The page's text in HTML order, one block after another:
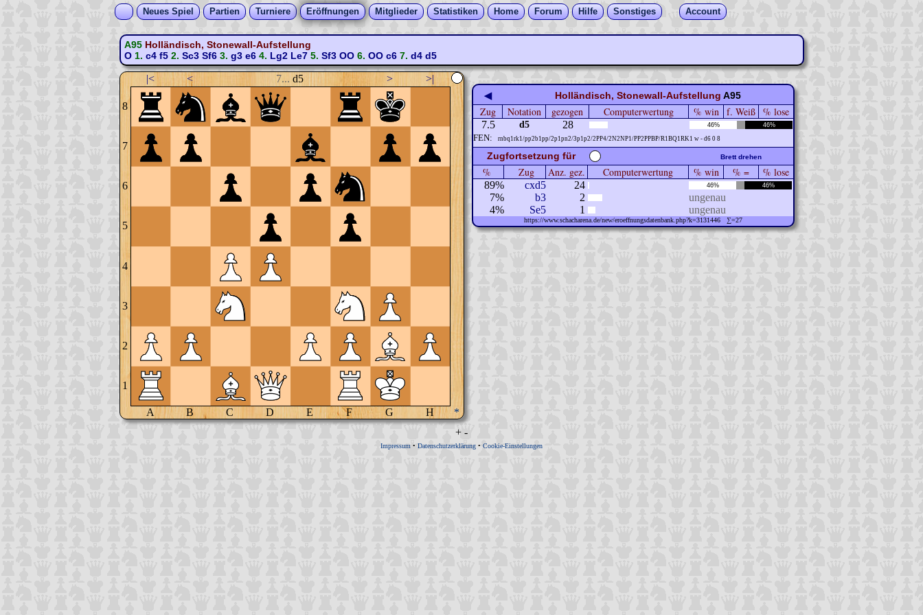
Neues Spiel Partien Turniere Eröffnungen Mitglieder Statistiken Home Forum Hilfe Sonstiges Account
A95 Holländisch, Stonewall-Aufstellung
O1. c4 f52. Sc3 Sf63. g3 e64. Lg2 Le75. Sf3 OO6. OO c67. d4 d5
|< < 7... d5 > >|
8
7
6
5
4
3
2
1
A B C D E F G H *
◀ Holländisch, Stonewall-Aufstellung A95
Zug Notation gezogen Computerwertung % win f. Weiß % lose
7.5 d5 28 46% 46%
FEN: rnbq1rk1/pp2b1pp/2p1pn2/3p1p2/2PP4/2N2NP1/PP2PPBP/R1BQ1RK1 w - d6 0 8
Zugfortsetzung für Brett drehen
% Zug Anz. gez. Computerwertung % win % = % lose
89% cxd5 24 46% 46%
7% b3 2
ungenau
4%
Se5 1 ungenau
https://www.schacharena.de/new/eroeffnungsdatenbank.php?k=3131446 ∑=27
+ -
Impressum • Datenschutzerklärung • Cookie-Einstellungen